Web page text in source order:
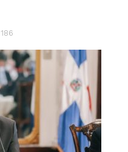
•186